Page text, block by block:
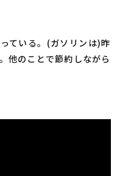
ている。(ガソリンは)昨
他のことで節約しながら